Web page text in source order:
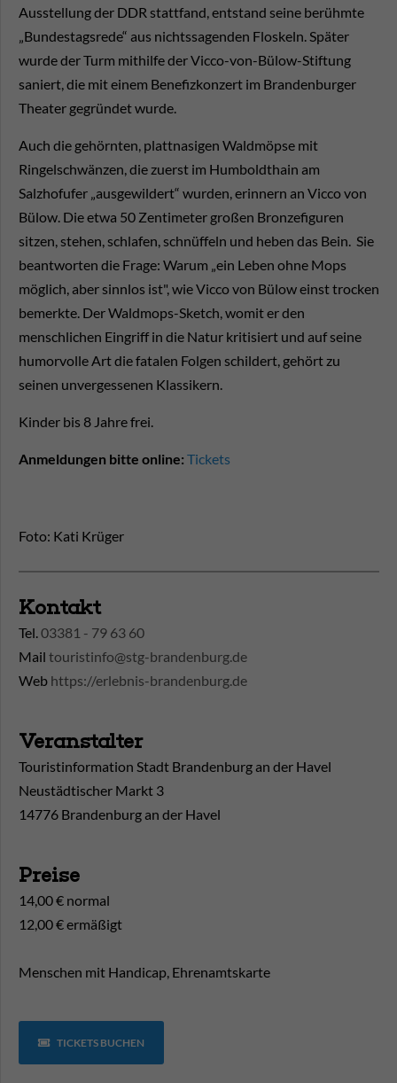
Ausstellung der DDR stattfand, entstand seine berühmte
„Bundestagsrede“ aus nichtssagenden Floskeln. Später
wurde der Turm mithilfe der Vicco-von-Bülow-Stiftung
saniert, die mit einem Benefizkonzert im Brandenburger
Theater gegründet wurde.
Auch die gehörnten, plattnasigen Waldmöpse mit
Ringelschwänzen, die zuerst im Humboldthain am
Salzhofufer „ausgewildert“ wurden, erinnern an Vicco von
Bülow. Die etwa 50 Zentimeter großen Bronzefiguren
sitzen, stehen, schlafen, schnüffeln und heben das Bein. Sie
beantworten die Frage: Warum „ein Leben ohne Mops
möglich, aber sinnlos ist", wie Vicco von Bülow einst trocken
bemerkte. Der Waldmops-Sketch, womit er den
menschlichen Eingriff in die Natur kritisiert und auf seine
humorvolle Art die fatalen Folgen schildert, gehört zu
seinen unvergessenen Klassikern.
Kinder bis 8 Jahre frei.
Anmeldungen bitte online: Tickets
Foto: Kati Krüger
Kontakt
Tel.03381 - 79 63 60
Mail touristinfo@stg-brandenburg.de
Web https://erlebnis-brandenburg.de
Veranstalter
Touristinformation Stadt Brandenburg an der Havel
Neustädtischer Markt 3
14776 Brandenburg an der Havel
Preise
14,00 € normal
12,00 € ermäßigt
Menschen mit Handicap, Ehrenamtskarte
TICKETS BUCHEN